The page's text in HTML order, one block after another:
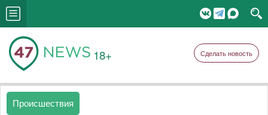
18+ Сделать новость
Происшествия